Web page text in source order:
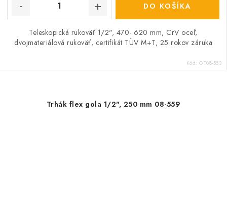
DO KOŠÍKA
Teleskopická rukoväť 1/2", 470- 620 mm, CrV oceľ,
dvojmateriálová rukoväť, certifikát TÜV M+T, 25 rokov záruka
Kód: GT08-553
Trhák flex gola 1/2", 250 mm 08-559